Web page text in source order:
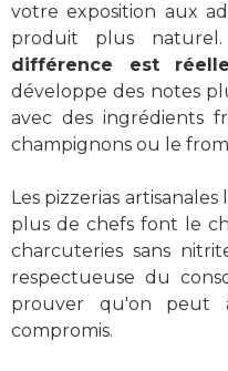
votre exposition aux
produit plus
différence est réelle
développe des notes
avec des ingrédients
champignons ou le
Les pizzerias
plus de chefs font le
charcuteries sans
respectueuse du
prouver qu'on peut
compromis.